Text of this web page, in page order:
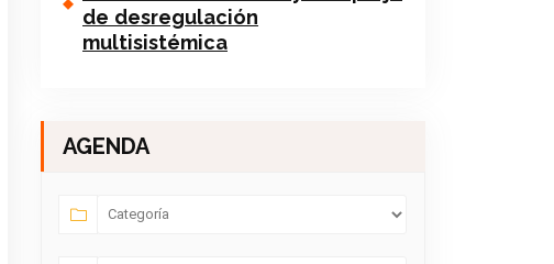
de desregulación
multisistémica
AGENDA